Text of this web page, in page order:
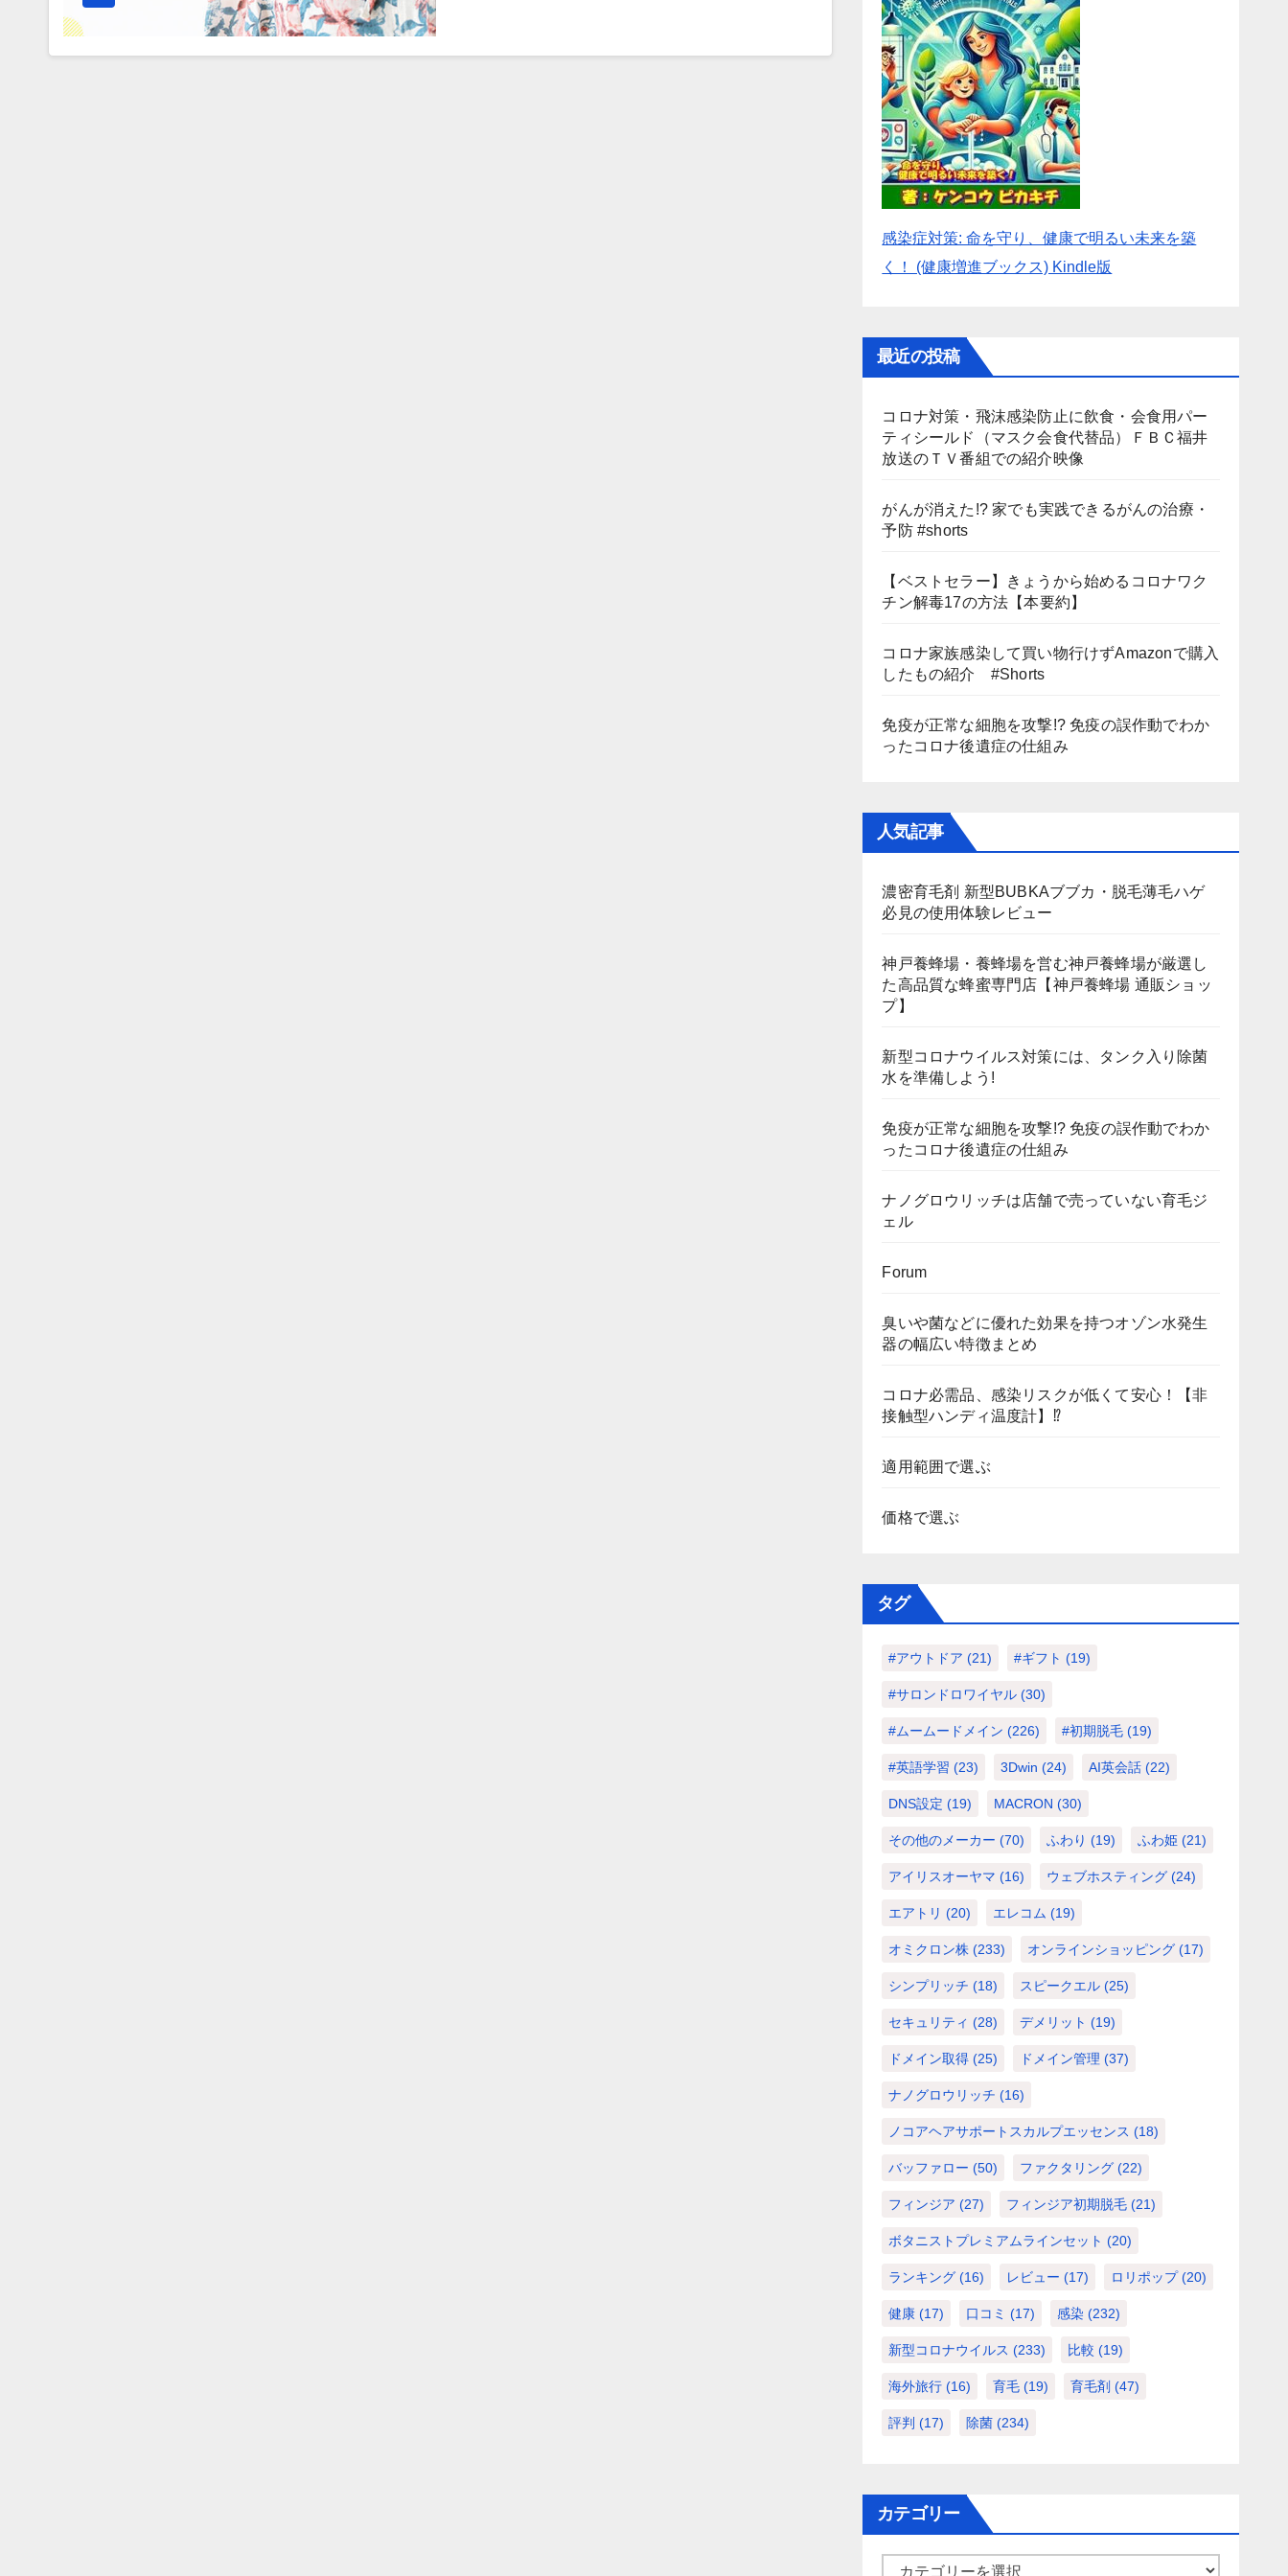
感染症対策: 命を守り、健康で明るい未来を築
く！ (健康増進ブックス) Kindle版
最近の投稿
コロナ対策・飛沫感染防止に飲食・会食用パー
ティシールド（マスク会食代替品）ＦＢＣ福井
放送のＴＶ番組での紹介映像
がんが消えた!? 家でも実践できるがんの治療・
予防 #shorts
【ベストセラー】きょうから始めるコロナワク
チン解毒17の方法【本要約】
コロナ家族感染して買い物行けずAmazonで購入
したもの紹介 #Shorts
免疫が正常な細胞を攻撃!? 免疫の誤作動でわか
ったコロナ後遺症の仕組み
人気記事
濃密育毛剤 新型BUBKAブブカ・脱毛薄毛ハゲ
必見の使用体験レビュー
神戸養蜂場・養蜂場を営む神戸養蜂場が厳選し
た高品質な蜂蜜専門店【神戸養蜂場 通販ショッ
プ】
新型コロナウイルス対策には、タンク入り除菌
水を準備しよう!
免疫が正常な細胞を攻撃!? 免疫の誤作動でわか
ったコロナ後遺症の仕組み
ナノグロウリッチは店舗で売っていない育毛ジ
ェル
Forum
臭いや菌などに優れた効果を持つオゾン水発生
器の幅広い特徴まとめ
コロナ必需品、感染リスクが低くて安心！【非
接触型ハンディ温度計】⁉
適用範囲で選ぶ
価格で選ぶ
タグ
#アウトドア (21) #ギフト (19)
#サロンドロワイヤル (30)
#ムームードメイン (226) #初期脱毛 (19)
#英語学習 (23) 3Dwin (24) AI英会話 (22)
DNS設定 (19) MACRON (30)
その他のメーカー (70) ふわり (19) ふわ姫 (21)
アイリスオーヤマ (16) ウェブホスティング (24)
エアトリ (20) エレコム (19)
オミクロン株 (233) オンラインショッピング (17)
シンプリッチ (18) スピークエル (25)
セキュリティ (28) デメリット (19)
ドメイン取得 (25) ドメイン管理 (37)
ナノグロウリッチ (16)
ノコアヘアサポートスカルプエッセンス (18)
バッファロー (50) ファクタリング (22)
フィンジア (27) フィンジア初期脱毛 (21)
ボタニストプレミアムラインセット (20)
ランキング (16) レビュー (17) ロリポップ(20)
健康 (17) 口コミ (17) 感染 (232)
新型コロナウイルス (233) 比較 (19)
海外旅行 (16) 育毛 (19) 育毛剤 (47)
評判 (17) 除菌 (234)
カテゴリー